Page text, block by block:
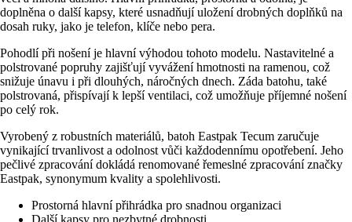
doplněna o další kapsy, které usnadňují uložení drobných doplňků na
dosah ruky, jako je telefon, klíče nebo pera.
Pohodlí při nošení je hlavní výhodou tohoto modelu. Nastavitelné a
polstrované popruhy zajišťují vyvážení hmotnosti na ramenou, což
snižuje únavu i při dlouhých, náročných dnech. Záda batohu, také
polstrovaná, přispívají k lepší ventilaci, což umožňuje příjemné nošení
po celý rok.
Vyrobený z robustních materiálů, batoh Eastpak Tecum zaručuje
vynikající trvanlivost a odolnost vůči každodennímu opotřebení. Jeho
pečlivé zpracování dokládá renomované řemeslné zpracování značky
Eastpak, synonymum kvality a spolehlivosti.
Prostorná hlavní přihrádka pro snadnou organizaci
Další kapsy pro nezbytné drobnosti